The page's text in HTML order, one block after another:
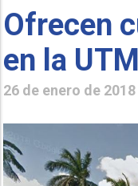
Ofrecen
en la UTM
26 de enero de 2018